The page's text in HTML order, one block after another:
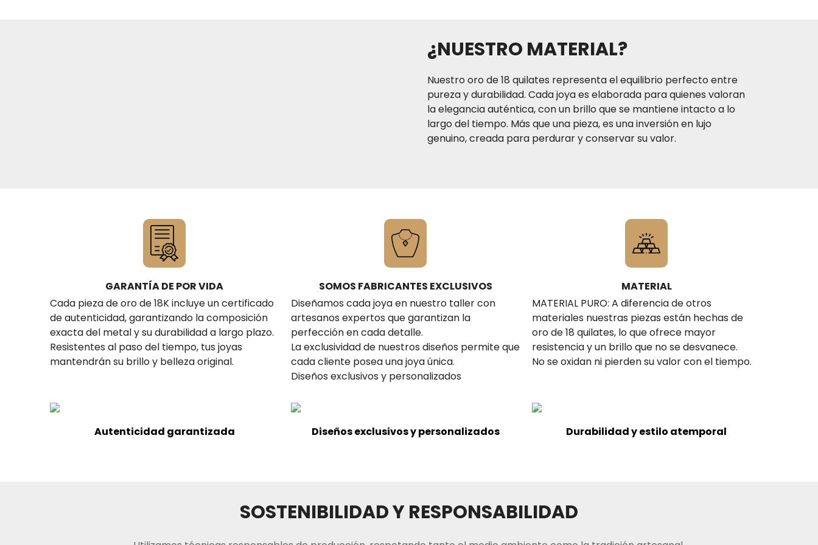
El tiempo de entrega de los productos es aproximadamente de uno (1)
a tres (3) días hábiles para las ciudades de Medellín y Bogotá D.C. ; dos
(2) a cuatro (4) días hábiles para ciudades principales y hasta siete
(7) días hábiles para otros destinos en condiciones de operación
normal. Recuerda que si estas ubicado en la ciudad de Medellín te
puedes también acercar a nuestro punto de venta ubicado Calle
48#53-39 Local 130
¿NUESTRO MATERIAL?
Nuestro oro de 18 quilates representa el equilibrio perfecto entre
pureza y durabilidad. Cada joya es elaborada para quienes valoran
la elegancia auténtica, con un brillo que se mantiene intacto a lo
largo del tiempo. Más que una pieza, es una inversión en lujo
genuino, creada para perdurar y conservar su valor.
GARANTÍA DE POR VIDA
Cada pieza de oro de 18K incluye un certificado
de autenticidad, garantizando la composición
exacta del metal y su durabilidad a largo plazo.
Resistentes al paso del tiempo, tus joyas
mantendrán su brillo y belleza original.
Autenticidad garantizada
SOMOS FABRICANTES EXCLUSIVOS
Diseñamos cada joya en nuestro taller con
artesanos expertos que garantizan la
perfección en cada detalle.
La exclusividad de nuestros diseños permite que
cada cliente posea una joya única.
Diseños exclusivos y personalizados
Diseños exclusivos y personalizados
MATERIAL
MATERIAL PURO: A diferencia de otros
materiales nuestras piezas están hechas de
oro de 18 quilates, lo que ofrece mayor
resistencia y un brillo que no se desvanece.
No se oxidan ni pierden su valor con el tiempo.
Durabilidad y estilo atemporal
SOSTENIBILIDAD Y RESPONSABILIDAD